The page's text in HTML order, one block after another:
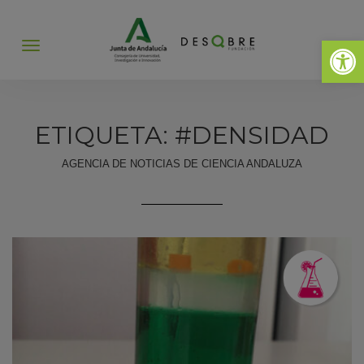
Abrir
Abrir
ETIQUETA: #DENSIDAD
AGENCIA DE NOTICIAS DE CIENCIA ANDALUZA